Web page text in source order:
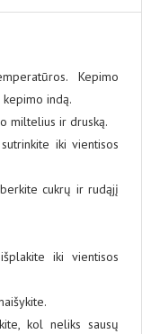
Kepimo
indą.
miltelius ir druską.
iki vientisos
cukrų ir rudąjį
iki vientisos
kol neliks sausų